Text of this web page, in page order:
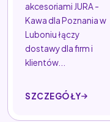
akcesoriami JURA -
Kawa dla Poznania w
Luboniu łączy
dostawy dla firm i
klientów...
SZCZEGÓŁY